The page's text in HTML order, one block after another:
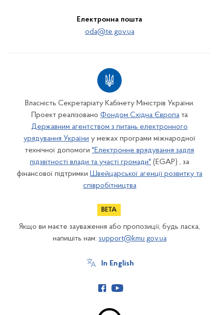
Електронна пошта
oda@te.gov.ua
Власність Секретаріату Кабінету Міністрів України.
Проект реалізовано Фондом Східна Європа та
Державним агентством з питань електронного
урядування України у межах програми міжнародної
технічної допомоги "Електронне врядування задля
підзвітності влади та участі громади" (EGAP) , за
фінансової підтримки Швейцарської агенції розвитку та
співробітництва
Якщо ви маєте зауваження або пропозиції, будь ласка,
напишіть нам: support@kmu.gov.ua
In English